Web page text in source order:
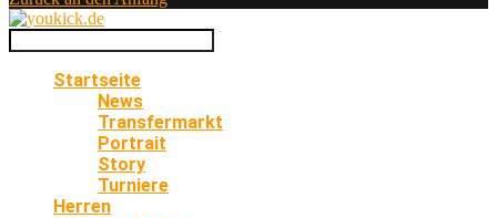
Startseite
News
Transfermarkt
Portrait
Story
Turniere
Herren